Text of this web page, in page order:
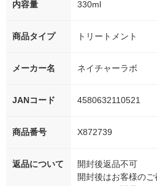
内容量 330ml
商品タイプ トリートメント
メーカー名 ネイチャーラボ
JANコード 4580632110521
商品番号 X872739
返品について
開封後返品不可
開封後はお客様の